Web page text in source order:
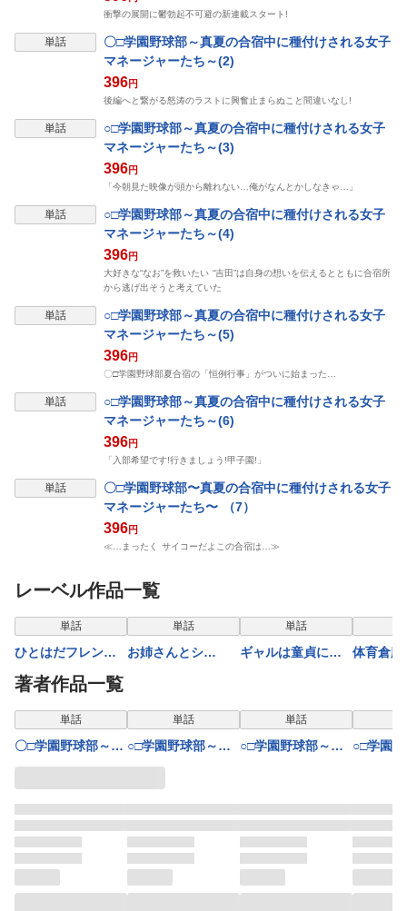
衝撃の展開に鬱勃起不可避の新連載スタート!
表示制限中
単話
〇□学園野球部～真夏の合宿中に種付けされる女子
マネージャーたち～(2)
396円
後編へと繋がる怒涛のラストに興奮止まらぬこと間違いなし!
表示制限中
単話
○□学園野球部～真夏の合宿中に種付けされる女子
マネージャーたち～(3)
396円
「今朝見た映像が頭から離れない…俺がなんとかしなきゃ…」
表示制限中
単話
○□学園野球部～真夏の合宿中に種付けされる女子
マネージャーたち～(4)
396円
大好きな“なお”を救いたい “吉田”は自身の想いを伝えるとともに合宿所
から逃げ出そうと考えていた
表示制限中
単話
○□学園野球部～真夏の合宿中に種付けされる女子
マネージャーたち～(5)
396円
〇□学園野球部夏合宿の「恒例行事」がついに始まった…
表示制限中
単話
○□学園野球部～真夏の合宿中に種付けされる女子
マネージャーたち～(6)
396円
「入部希望です!行きましょう!甲子園!」
表示制限中
単話
〇□学園野球部〜真夏の合宿中に種付けされる女子
マネージャーたち〜 （7）
396円
≪…まったく サイコーだよこの合宿は…≫
レーベル作品一覧
表示制限中
単話
ひとはだフレンド
(9)
表示制限中
単話
お姉さんとシ
題〜(12)
表示制限中
単話
ギャルは童貞に敵
表示
体育倉庫
著者作品一覧
表示制限中
単話
〇□学園野球部～真
夏の合宿中に種付
ージャーたち～(2)
表示制限中
単話
○□学園野球部～真
夏の合宿中に種付
ージャーたち～(3)
表示制限中
単話
○□学園野球部～真
ージャーたち～(4)
表示
○□学園
ージャ